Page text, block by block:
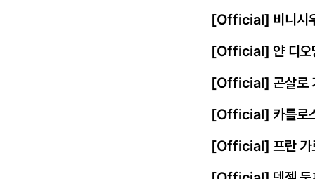
[Official] 비니시
[Official] 얀 디오
[Official] 곤살로
[Official] 카를로
[Official] 프란 가